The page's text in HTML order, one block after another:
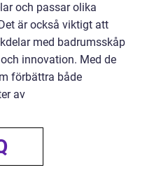
och passar olika
är också viktigt att
med badrumsskåp
innovation. Med de
förbättra både
av